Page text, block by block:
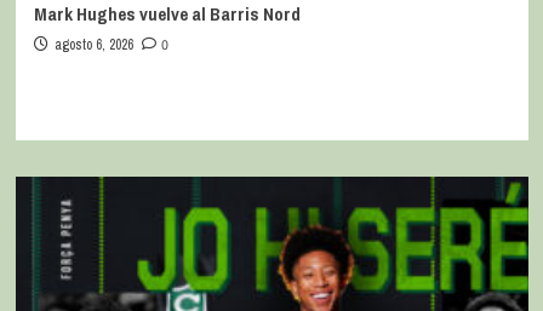
Mark Hughes vuelve al Barris Nord
agosto 6, 2026 0